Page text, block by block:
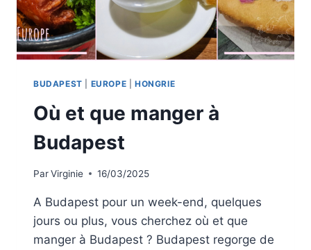
BUDAPEST EUROPE HONGRIE
Où et que manger à
Budapest
ParVirginie 16/03/2025
A Budapest pour un week-end, quelques
jours ou plus, vous cherchez où et que
manger à Budapest ? Budapest regorge de